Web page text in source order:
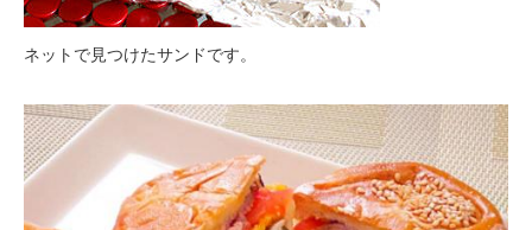
ネットで見つけたサンドです。